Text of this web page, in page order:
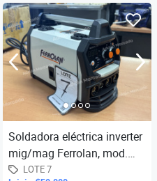
Soldadora eléctrica inverter
mig/mag Ferrolan, mod.
Mobimig-140, cap. 140
LOTE 7